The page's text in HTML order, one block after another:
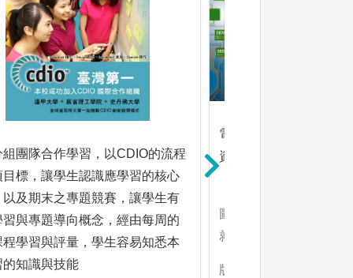
組團隊合作學習，以CDIO的流程
目標，讓學生認識應學習的核心
以及期末之專題競賽，讓學生有
習與專題導向概念，經由每周的
程學習與評量，學生容易知悉本
的知識與技能
電子系發展歷史，專業
資源與未來出入與就業
圖解:電子系專業領域
就業
版權:電子工程學系